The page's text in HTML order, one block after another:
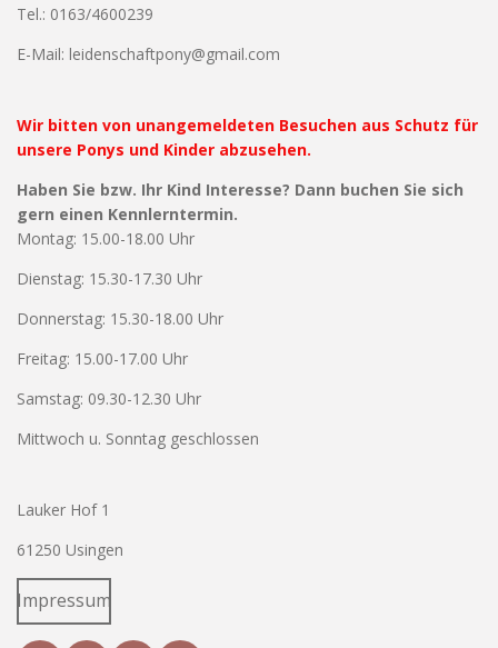
Tel.: 0163/4600239
E-Mail: leidenschaftpony@gmail.com
Wir bitten von unangemeldeten Besuchen aus Schutz für
unsere Ponys und Kinder abzusehen.
Haben Sie bzw. Ihr Kind Interesse? Dann buchen Sie sich
gern einen Kennlerntermin.
Montag: 15.00-18.00 Uhr
Dienstag: 15.30-17.30 Uhr
Donnerstag: 15.30-18.00 Uhr
Freitag: 15.00-17.00 Uhr
Samstag: 09.30-12.30 Uhr
Mittwoch u. Sonntag geschlossen
Lauker Hof 1
61250 Usingen
Impressum